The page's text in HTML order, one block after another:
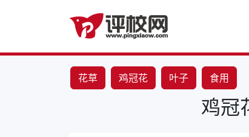
花草 鸡冠花 叶子 食用
鸡冠